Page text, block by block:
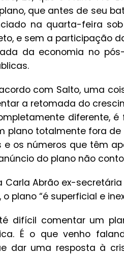
que antes de seu
na quarta-feira
e sem a participação
da economia no
com Salto, uma
a retomada do
diferente,
plano totalmente fora de
e os números que têm
do plano não
Carla Abrão ex-
o plano “é superficial e
difícil comentar um
É o que venho
dar uma resposta à